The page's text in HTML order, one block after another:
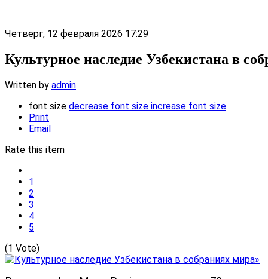
Четверг, 12 февраля 2026 17:29
Культурное наследие Узбекистана в
Written by admin
font size decrease font size increase font size
Print
Email
Rate this item
1
2
3
4
5
(1 Vote)